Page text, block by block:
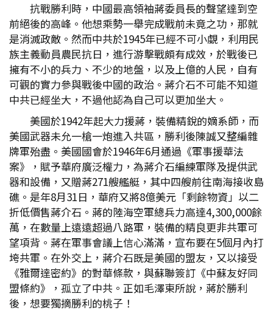
抗戰勝利時，中國最高領袖蔣委員長的聲望達到空
前絕後的高峰。他想乘勢一舉完成戰前未竟之功，那就
是消滅政敵。然而中共於1945年已經不可小覷，利用民
族主義動員農民抗日，進行游擊戰頗有成效，於戰後已
擁有不小的兵力、不少的地盤，以及上億的人民，自有
可觀的實力參與戰後中國的政治。蔣介石不可能不知道
中共已經坐大，不過他認為自己可以更加坐大。
美國於1942年起大力援蔣，裝備精銳的嫡系師，而
美國武器未允一槍一炮進入共區，勝利後陳誠又整編雜
牌軍殆盡。美國國會於1946年6月通過《軍事援華法
案》，賦予華府廣泛權力，為蔣介石編練軍隊及提供武
器和設備，又贈蔣271艘艦艇，其中四艘前往南海接收島
礁。是年8月31日，華府又將8億美元「剩餘物資」以二
折低價售蔣介石。蔣的陸海空軍總兵力高達4,300,000餘
萬，在數量上遠遠超過八路軍，裝備的精良更非共軍可
望項背。蔣在軍事會議上信心滿滿，宣布要在5個月內打
垮共軍。在外交上，蔣介石既是美國的盟友，又以接受
《雅爾達密約》的對華條款，與蘇聯簽訂《中蘇友好同
盟條約》，孤立了中共。正如毛澤東所說，蔣於勝利
後，想要獨摘勝利的桃子！